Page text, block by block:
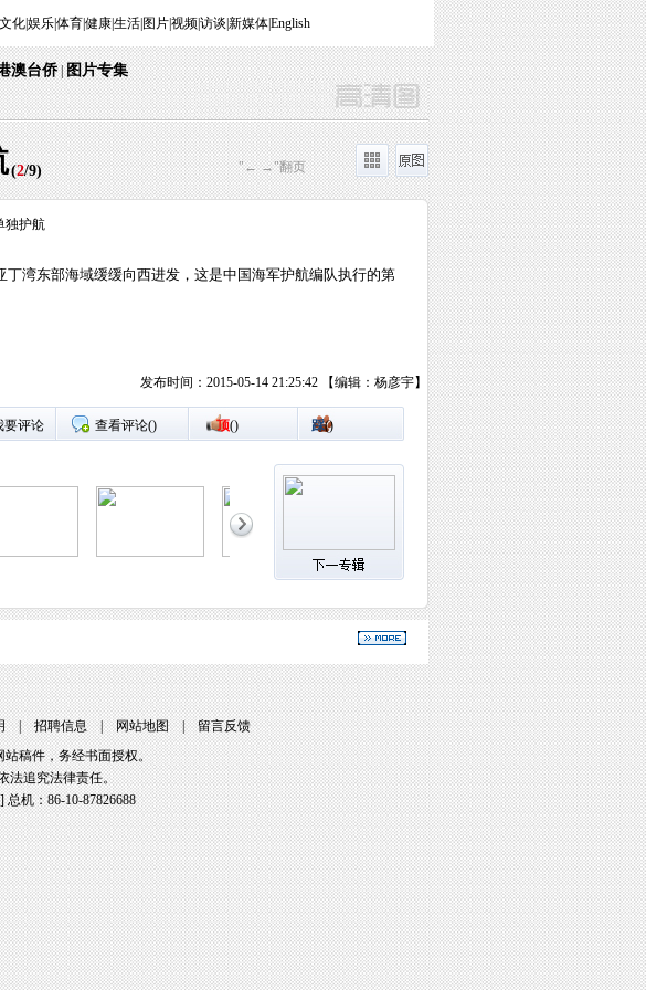
文化|娱乐|体育|健康|生活| 图片|视频|访谈 新媒体|English
澳台侨|图片专集
(2/9) "← →"翻页
湾东部海域缓缓向西进发，这是中国海军护航编队执行的第
发布时间：2015-05-14 21:25:42 【编辑：杨彦宇】
要评论 查看评论() 顶() 踩()
|招聘信息|网站地图|留言反馈
稿件，务经书面授权。
法追究法律责任。
] 总机：86-10-87826688